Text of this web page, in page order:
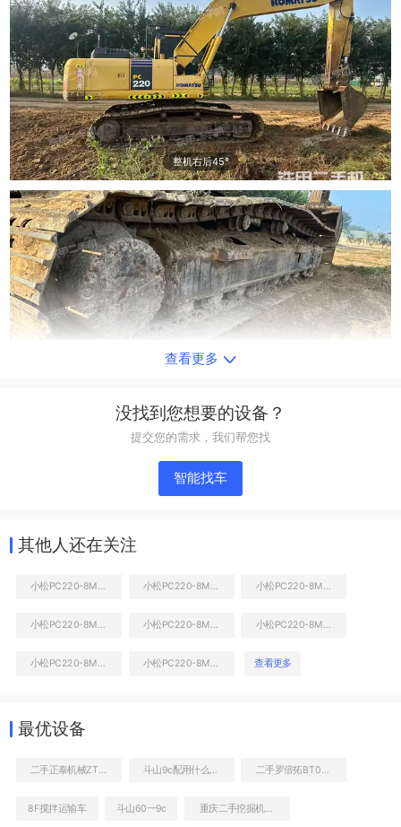
整机右后45°
液压泵舱室正面整体
查看更多
没找到您想要的设备？
提交您的需求，我们帮您找
智能找车
其他人还在关注
查看更多
最优设备
8F搅拌运输车 斗山60一9c